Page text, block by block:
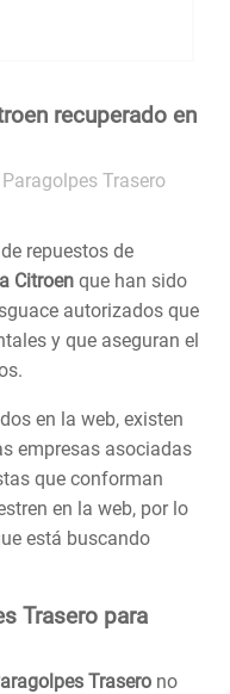
recuperado en
Trasero
repuestos de
Citroen que han sido
autorizados que
y que aseguran el
en la web, existen
empresas asociadas
que conforman
en la web, por lo
está buscando
Trasero para
Trasero no